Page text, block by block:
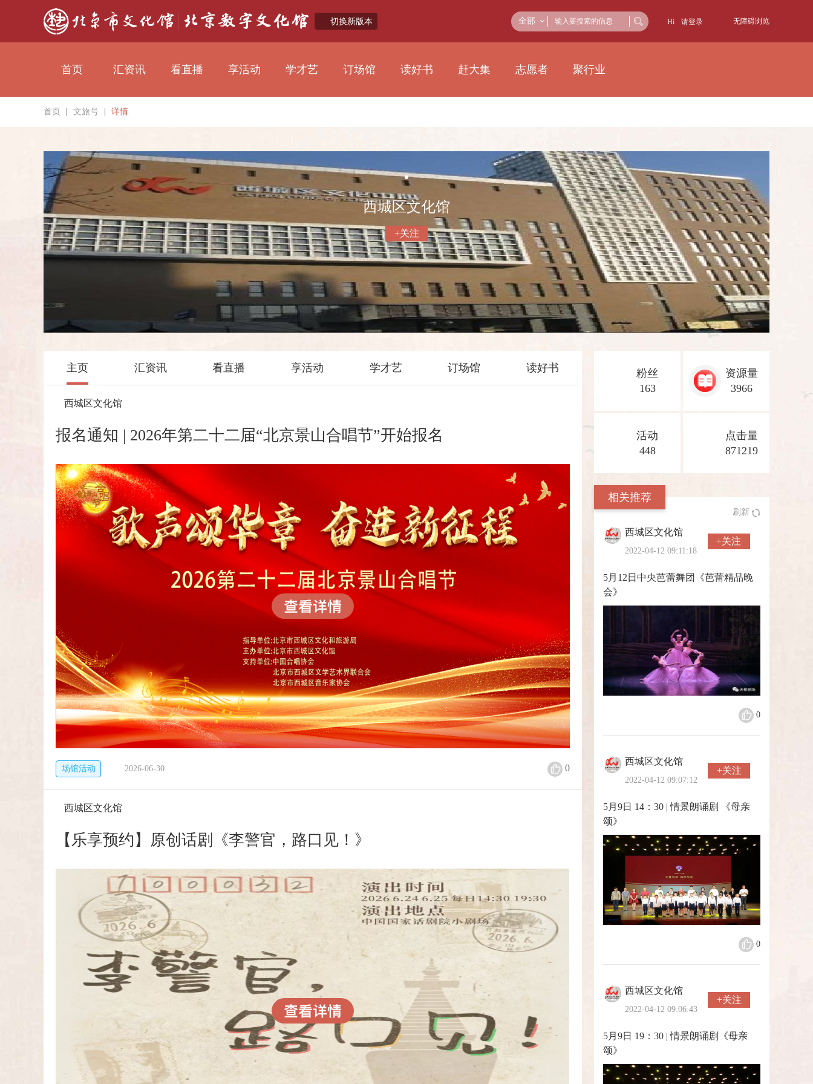
切换新版本 全部 Hi 请登录 无障碍浏览
首页 汇资讯 看直播 享活动 学才艺 订场馆 读好书 赶大集 志愿者 聚行业
首页 文旅号 详情
西城区文化馆
+关注
主页 汇资讯 看直播 享活动 学才艺 订场馆 读好书
西城区文化馆
报名通知 | 2026年第二十二届“北京景山合唱节”开始报名
场馆活动 2026-06-30 0
西城区文化馆
【乐享预约】原创话剧《李警官，路口见！》
粉丝
163
资源量
3966
活动
448
点击量
871219
相关推荐
刷新
西城区文化馆
2022-04-12 09:11:18
+关注
5月12日中央芭蕾舞团《芭蕾精品晚
会》
0
西城区文化馆
2022-04-12 09:07:12
+关注
5月9日 14：30 | 情景朗诵剧 《母亲
颂》
0
西城区文化馆
2022-04-12 09:06:43
+关注
5月9日 19：30 | 情景朗诵剧《母亲
颂》